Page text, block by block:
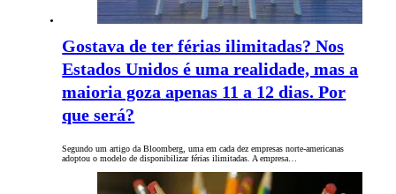
Gostava de ter férias ilimitadas? Nos
Estados Unidos é uma realidade, mas a
maioria goza apenas 11 a 12 dias. Por
que será?
Segundo um artigo da Bloomberg, uma em cada dez empresas norte-americanas
adoptou o modelo de disponibilizar férias ilimitadas. A empresa…